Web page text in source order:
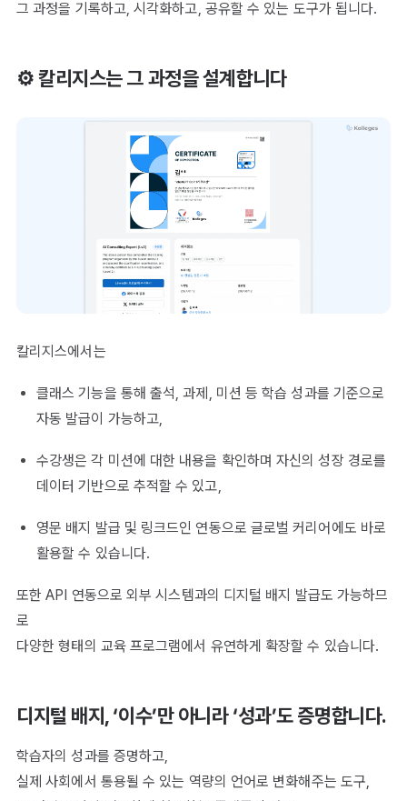
그 과정을 기록하고, 시각화하고, 공유할 수 있는 도구가 됩니다.
⚙️ 칼리지스는 그 과정을 설계합니다
칼리지스에서는
클래스 기능을 통해 출석, 과제, 미션 등 학습 성과를 기준으로
자동 발급이 가능하고,
수강생은 각 미션에 대한 내용을 확인하며 자신의 성장 경로를
데이터 기반으로 추적할 수 있고,
영문 배지 발급 및 링크드인 연동으로 글로벌 커리어에도 바로
활용할 수 있습니다.
또한 API 연동으로 외부 시스템과의 디지털 배지 발급도 가능하므
로
다양한 형태의 교육 프로그램에서 유연하게 확장할 수 있습니다.
디지털 배지, ‘이수’만 아니라 ‘성과’도 증명합니다.
학습자의 성과를 증명하고,
실제 사회에서 통용될 수 있는 역량의 언어로 변화해주는 도구,